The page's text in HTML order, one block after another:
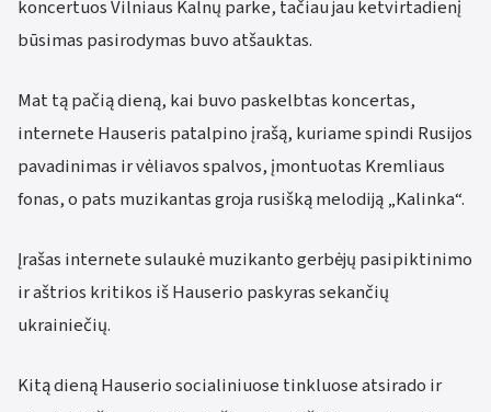
koncertuos Vilniaus Kalnų parke, tačiau jau ketvirtadienį
būsimas pasirodymas buvo atšauktas.
Mat tą pačią dieną, kai buvo paskelbtas koncertas,
internete Hauseris patalpino įrašą, kuriame spindi Rusijos
pavadinimas ir vėliavos spalvos, įmontuotas Kremliaus
fonas, o pats muzikantas groja rusišką melodiją „Kalinka“.
Įrašas internete sulaukė muzikanto gerbėjų pasipiktinimo
ir aštrios kritikos iš Hauserio paskyras sekančių
ukrainiečių.
Kitą dieną Hauserio socialiniuose tinkluose atsirado ir